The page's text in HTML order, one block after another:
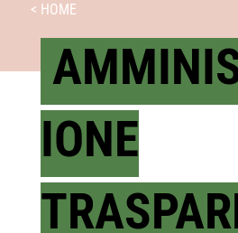
< HOME
IONE